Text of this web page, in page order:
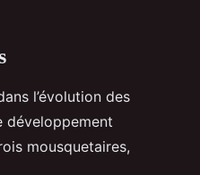
l’évolution des
développement
mousquetaires,